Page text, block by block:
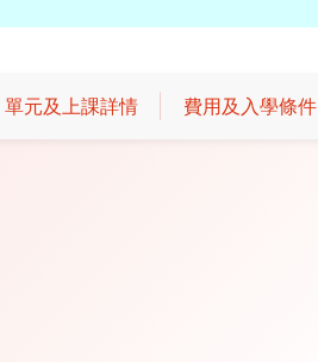
單元及上課詳情 費用及入學條件